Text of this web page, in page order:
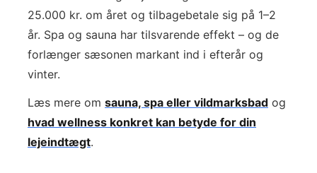
25.000 kr. om året og tilbagebetale sig på 1–2
år. Spa og sauna har tilsvarende effekt – og de
forlænger sæsonen markant ind i efterår og
vinter.
Læs mere om sauna, spa eller vildmarksbad og
hvad wellness konkret kan betyde for din
lejeindtægt.